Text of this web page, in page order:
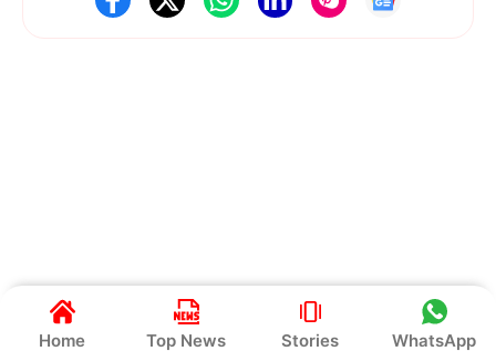
Home Top News Stories WhatsApp
© 2025 News Dil Se Bharat • All rights reserved